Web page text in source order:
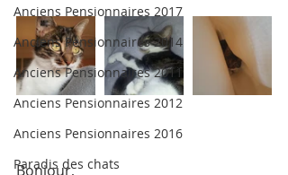
Anciens Pensionnaires 2017
Anciens Pensionnaires 2014
Anciens Pensionnaires 2011
Anciens Pensionnaires 2012
Anciens Pensionnaires 2016
Paradis des chats
Bonjour,